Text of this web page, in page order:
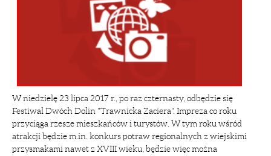
W niedzielę 23 lipca 2017 r., po raz czternasty, odbędzie się
Festiwal Dwóch Dolin "Trawnicka Zaciera". Impreza co roku
przyciąga rzesze mieszkańców i turystów. W tym roku wśród
atrakcji będzie m.in. konkurs potraw regionalnych z wiejskimi
przysmakami nawet z XVIII wieku, będzie więc można